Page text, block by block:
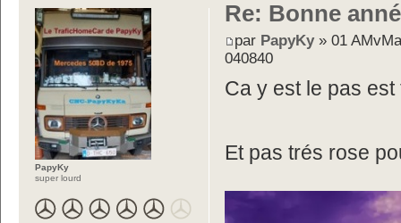
Re: Bonne
par PapyKy» 01
040840
Ca y est le pas est
Et pas trés rose
PapyKy
super lourd